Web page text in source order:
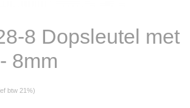
8 Dopsleutel met
8mm
btw 21%)